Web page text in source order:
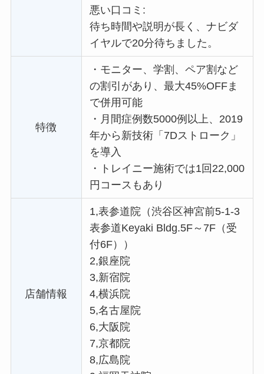
悪い口コミ:
待ち時間や説明が長く、ナビダ
イヤルで20分待ちました。
特徴
・ モニター、学割、ペア割など
の割引があり、最大45%OFFま
で併用可能
・ 月間症例数5000例以上、2019
年から新技術「7Dストローク」
を導入
・
トレイニー施術では1回22,000
円コースもあり
店舗情報
1,表参道院（渋谷区神宮前5-1-3
表参道Keyaki Bldg.5F～7F（受
付6F））
2,銀座院
3,新宿院
4,横浜院
5,名古屋院
6,大阪院
7,京都院
8,広島院